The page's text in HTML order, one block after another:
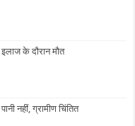
के दौरान मौत
नहीं, ग्रामीण चिंतित